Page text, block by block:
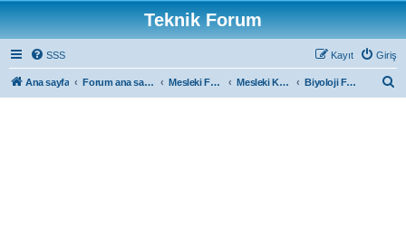
Teknik Forum
SSS Giriş
Kayıt
Ana sayfa Forum ana sayfa Mesleki Forumlar Mesleki Konular Biyoloji Forum